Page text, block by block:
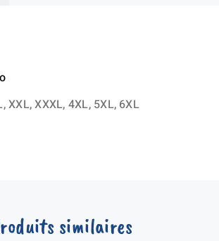
XXL, XXXL, 4XL, 5XL, 6XL
similaires